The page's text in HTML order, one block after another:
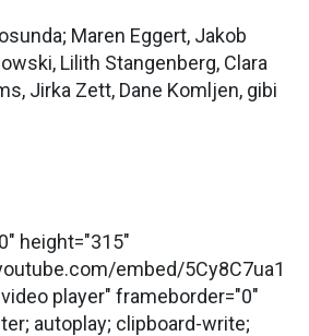
Maren Eggert, Jakob
Lilith Stangenberg, Clara
Jirka Zett, Dane Komljen, gibi
height="315"
embed/5Cy8C7ua1
player" frameborder="0"
autoplay; clipboard-write;